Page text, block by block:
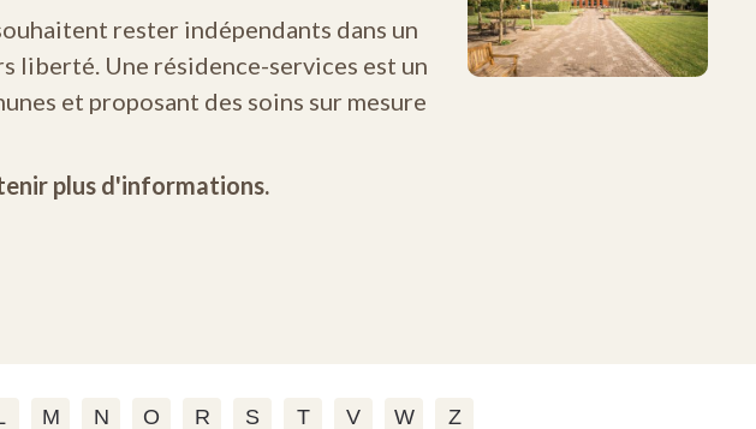
rester indépendants dans un
liberté. Une résidence-services est un
et proposant des soins sur mesure
plus d'informations.
M N O R S T V W Z